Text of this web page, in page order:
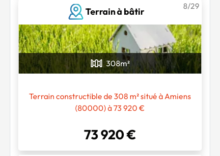
Terrain à bâtir
8/29
308m²
Terrain constructible de 308 m² situé à Amiens
(80000) à 73 920 €
73 920 €